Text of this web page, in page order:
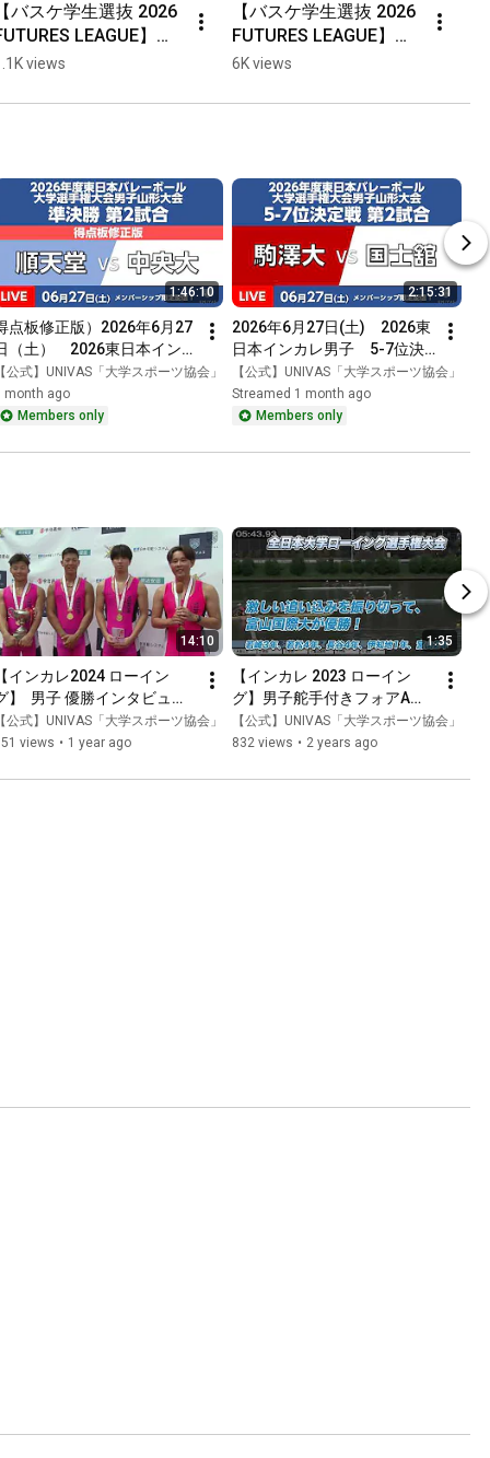
バスケ学生選抜 2026
LEAGUE】第3
池田凛選手のポイン
学バスケ #UNIVAS
views
【バスケ学生選抜 2026
FUTURES LEAGUE】第3
戦池田凛選手のディフ
ケ #大学バスケ
구
6K views
1:46:10
点板修正版）2026年6月27
（土）　2026東日本インカ
男子　準決勝第2試合 C1
　2026年度東日本バレーボ
ル大学選手権大会男子関東
公式】UNIVAS「大学スポーツ協会」
month ago
Members only
2:15:31
2026年6月27日(土)　2026東
日本インカレ男子　5-7位決
定戦 第2試合 C2　ー　2026
年度東日本バレーボール大学
選手権大会男子関東大会
【公式】UNIVAS「大学スポーツ協会」
Streamed 1 month ago
Members only
14:10
インカレ2024 ローイン
】  男子 優勝インタビュー
公式】UNIVAS「大学スポーツ協会」
views • 1 year ago
1:35
【インカレ 2023 ローイン
グ】男子舵手付きフォアA決
勝 激しい追い込みを振り切っ
て、富山国際大が優勝！
【公式】UNIVAS「大学スポーツ協会」
832 views • 2 years ago